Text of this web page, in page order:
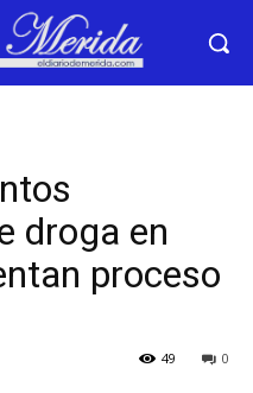
droga en
proceso
0
49